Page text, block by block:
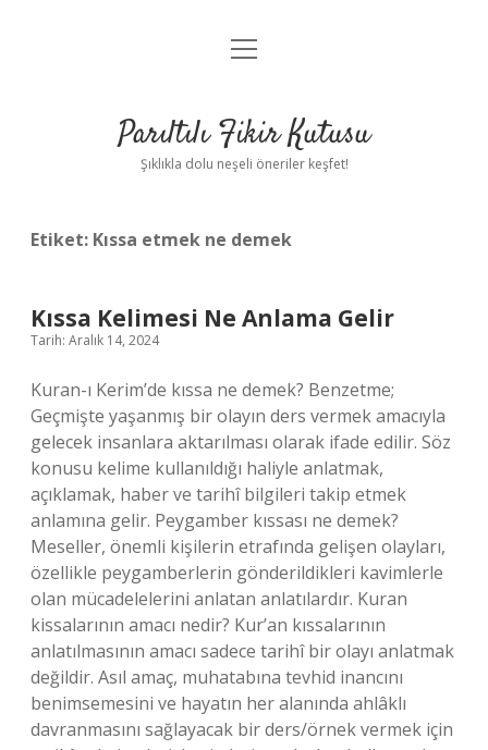
Anasayfa
Yasal Uyarı
menüyü
Parıltılı Fikir Kutusu
Şıklıkla dolu neşeli öneriler keşfet!
Etiket: Kıssa etmek ne demek
Kıssa Kelimesi Ne Anlama Gelir
Tarih: Aralık 14, 2024
Kuran-ı Kerim’de kıssa ne demek? Benzetme;
Geçmişte yaşanmış bir olayın ders vermek amacıyla
gelecek insanlara aktarılması olarak ifade edilir. Söz
konusu kelime kullanıldığı haliyle anlatmak,
açıklamak, haber ve tarihî bilgileri takip etmek
anlamına gelir. Peygamber kıssası ne demek?
Meseller, önemli kişilerin etrafında gelişen olayları,
özellikle peygamberlerin gönderildikleri kavimlerle
olan mücadelelerini anlatan anlatılardır. Kuran
kissalarının amacı nedir? Kur’an kıssalarının
anlatılmasının amacı sadece tarihî bir olayı anlatmak
değildir. Asıl amaç, muhatabına tevhid inancını
benimsemesini ve hayatın her alanında ahlâklı
davranmasını sağlayacak bir ders/örnek vermek için